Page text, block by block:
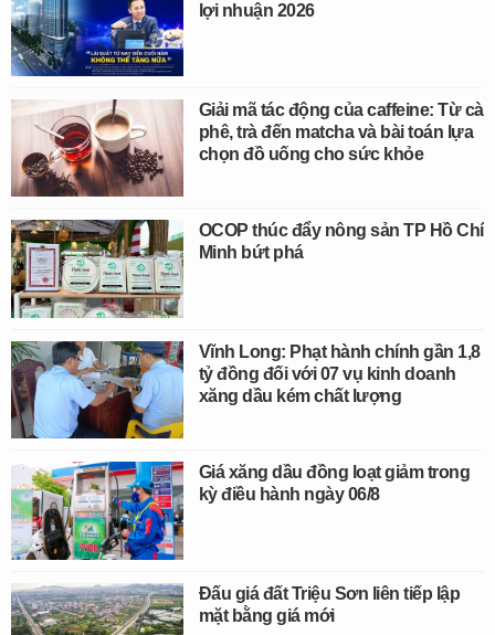
lợi nhuận 2026
Giải mã tác động của caffeine: Từ cà
phê, trà đến matcha và bài toán lựa
chọn đồ uống cho sức khỏe
OCOP thúc đẩy nông sản TP Hồ Chí
Minh bứt phá
Vĩnh Long: Phạt hành chính gần 1,8
tỷ đồng đối với 07 vụ kinh doanh
xăng dầu kém chất lượng
Giá xăng dầu đồng loạt giảm trong
kỳ điều hành ngày 06/8
Đấu giá đất Triệu Sơn liên tiếp lập
mặt bằng giá mới